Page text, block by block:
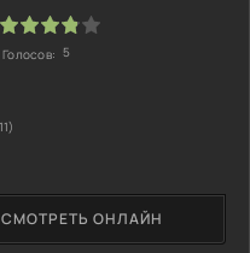
СМОТРЕТЬ ОНЛАЙН
Голосов: 5